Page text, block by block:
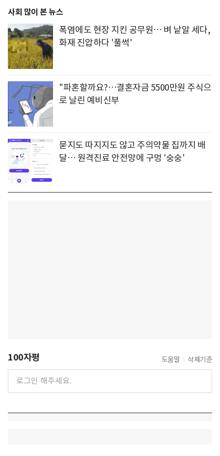
사회 많이 본 뉴스
폭염에도 현장 지킨 공무원… 벼 낱알 세다,
화재 진압하다 '풀썩'
"파혼할까요?…결혼자금 5500만원 주식으
로 날린 예비신부
묻지도 따지지도 않고 주의약물 집까지 배
달… 원격진료 안전망에 구멍 '숭숭'
100자평 도움말 삭제기준